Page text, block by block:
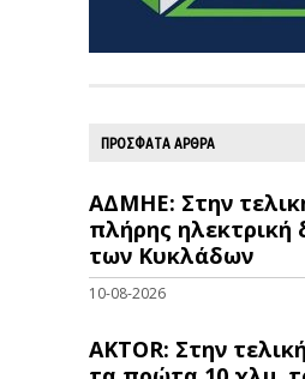
ΠΡΟΣΦΑΤΑ ΑΡΘΡΑ
ΑΔΜΗΕ: Στην
πλήρης ηλεκτρική
των Κυκλάδων
10-08-2026
AKTOR: Στην